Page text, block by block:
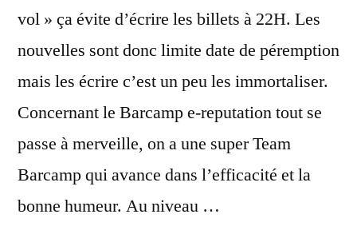
vol » ça évite d’écrire les billets à 22H. Les
nouvelles sont donc limite date de péremption
mais les écrire c’est un peu les immortaliser.
Concernant le Barcamp e-reputation tout se
passe à merveille, on a une super Team
Barcamp qui avance dans l’efficacité et la
bonne humeur. Au niveau …